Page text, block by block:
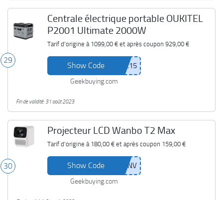
29
Centrale électrique portable OUKITEL
P2001 Ultimate 2000W
Tarif d'origine à 1099,00 €et après coupon 929,00 €
Show Code
Geekbuying.com
Fin de validité: 31 août 2023
30
Projecteur LCD Wanbo T2 Max
Tarif d'origine à 180,00 €et après coupon 159,00 €
Show Code
Geekbuying.com